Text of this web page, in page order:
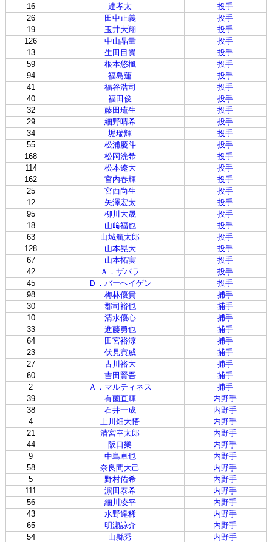
16
達孝太
投手
26
田中正義
投手
19
玉井大翔
投手
126
中山晶量
投手
13
生田目翼
投手
59
根本悠楓
投手
94
福島蓮
投手
41
福谷浩司
投手
40
福田俊
投手
32
藤田琉生
投手
29
細野晴希
投手
34
堀瑞輝
投手
55
松浦慶斗
投手
168
松岡洸希
投手
114
松本遼大
投手
162
宮内春輝
投手
25
宮西尚生
投手
12
矢澤宏太
投手
95
柳川大晟
投手
18
山﨑福也
投手
63
山城航太郎
投手
128
山本晃大
投手
67
山本拓実
投手
42
Ａ．ザバラ
投手
45
Ｄ．バーヘイゲン
投手
98
梅林優貴
捕手
30
郡司裕也
捕手
10
清水優心
捕手
33
進藤勇也
捕手
64
田宮裕涼
捕手
23
伏見寅威
捕手
27
古川裕大
捕手
60
吉田賢吾
捕手
2
Ａ．マルティネス
捕手
39
有薗直輝
内野手
38
石井一成
内野手
4
上川畑大悟
内野手
21
清宮幸太郎
内野手
44
阪口樂
内野手
9
中島卓也
内野手
58
奈良間大己
内野手
5
野村佑希
内野手
111
濵田泰希
内野手
56
細川凌平
内野手
43
水野達稀
内野手
65
明瀬諒介
内野手
54
山縣秀
内野手